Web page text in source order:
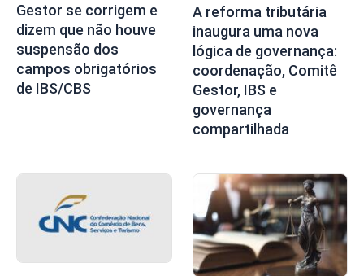
Gestor se corrigem e
dizem que não houve
suspensão dos
campos obrigatórios
de IBS/CBS
A reforma tributária
inaugura uma nova
lógica de governança:
coordenação, Comitê
Gestor, IBS e
governança
compartilhada